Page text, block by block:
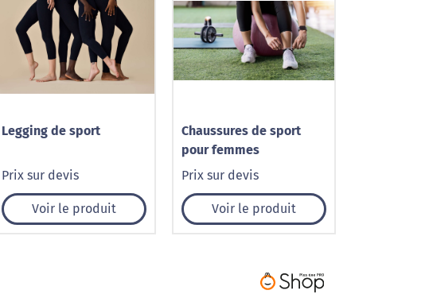
Legging de sport
Prix sur devis
Voir le produit
Chaussures de sport
pour femmes
Prix sur devis
Voir le produit